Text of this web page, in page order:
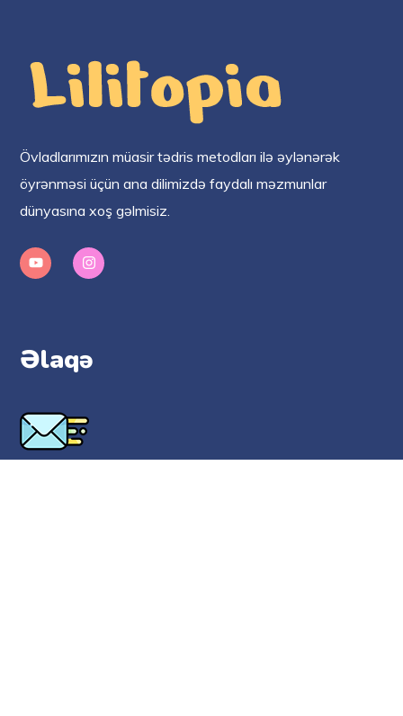
Övladlarımızın müasir tədris metodları ilə əylənərək
öyrənməsi üçün ana dilimizdə faydalı məzmunlar
dünyasına xoş gəlmisiz.
Əlaqə